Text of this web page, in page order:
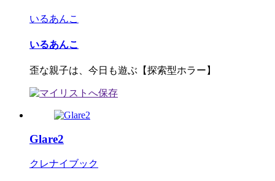
いるあんこ
いるあんこ
歪な親子は、今日も遊ぶ【探索型ホラー】
Glare2
クレナイブック